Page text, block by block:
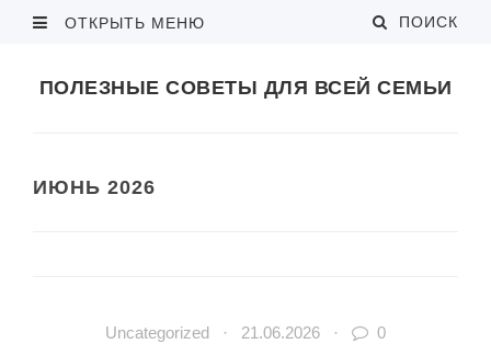
ОТКРЫТЬ МЕНЮ ПОИСК
ПОЛЕЗНЫЕ СОВЕТЫ ДЛЯ ВСЕЙ СЕМЬИ
ИЮНЬ 2026
Uncategorized · 21.06.2026 · 0